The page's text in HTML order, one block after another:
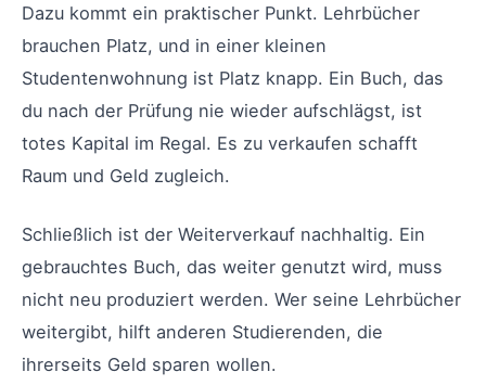
Dazu kommt ein praktischer Punkt. Lehrbücher
brauchen Platz, und in einer kleinen
Studentenwohnung ist Platz knapp. Ein Buch, das
du nach der Prüfung nie wieder aufschlägst, ist
totes Kapital im Regal. Es zu verkaufen schafft
Raum und Geld zugleich.
Schließlich ist der Weiterverkauf nachhaltig. Ein
gebrauchtes Buch, das weiter genutzt wird, muss
nicht neu produziert werden. Wer seine Lehrbücher
weitergibt, hilft anderen Studierenden, die
ihrerseits Geld sparen wollen.